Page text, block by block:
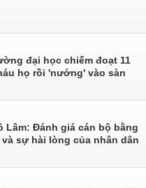
đại học chiếm đoạt 11
họ rồi 'nướng' vào sàn
Lâm: Đánh giá cán bộ bằng
và sự hài lòng của nhân dân